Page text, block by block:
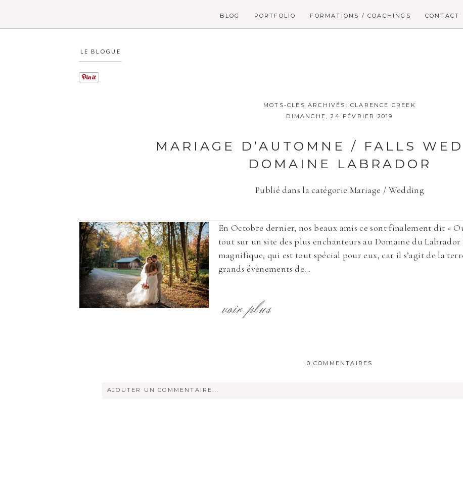
BLOG PORTFOLIO FORMATIONS / COACHINGS CONTACT
LE BLOGUE
MOTS-CLÉS ARCHIVÉS:CLARENCE CREEK
DIMANCHE, 24 FÉVRIER 2019
MARIAGE D’AUTOMNE / FALLS
DOMAINE LABRADOR
Publié dans la catégorie Mariage / Wedding
En Octobre dernier, nos beaux amis ce sont finalement dit «
tout sur un site des plus enchanteurs au Domaine du
magnifique, qui est tout spécial pour eux, car il s’agit de la
grands évènements de...
voir plus
0 COMMENTAIRES
AJOUTER UN COMMENTAIRE...